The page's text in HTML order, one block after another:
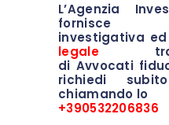
L’Agenzia
fornisce
investigativa
legale
di Avvocati
richiedi
chiamando lo
+390532206836